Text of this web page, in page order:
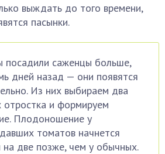
выждать до того времени,
пасынки.
посадили саженцы больше,
дней назад — они появятся
Из них выбираем два
отростка и формируем
Плодоношение у
томатов начнется
на две позже, чем у обычных.